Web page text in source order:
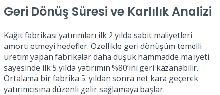
Geri Dönüş Süresi ve Karlılık Analizi
Kağıt fabrikası yatırımları ilk 2 yılda sabit maliyetleri
amorti etmeyi hedefler. Özellikle geri dönüşüm temelli
üretim yapan fabrikalar daha düşük hammadde maliyeti
sayesinde ilk 5 yılda yatırımın %80’ini geri kazanabilir.
Ortalama bir fabrika 5. yıldan sonra net kara geçerek
yatırımcısına düzenli gelir sağlamaya başlar.